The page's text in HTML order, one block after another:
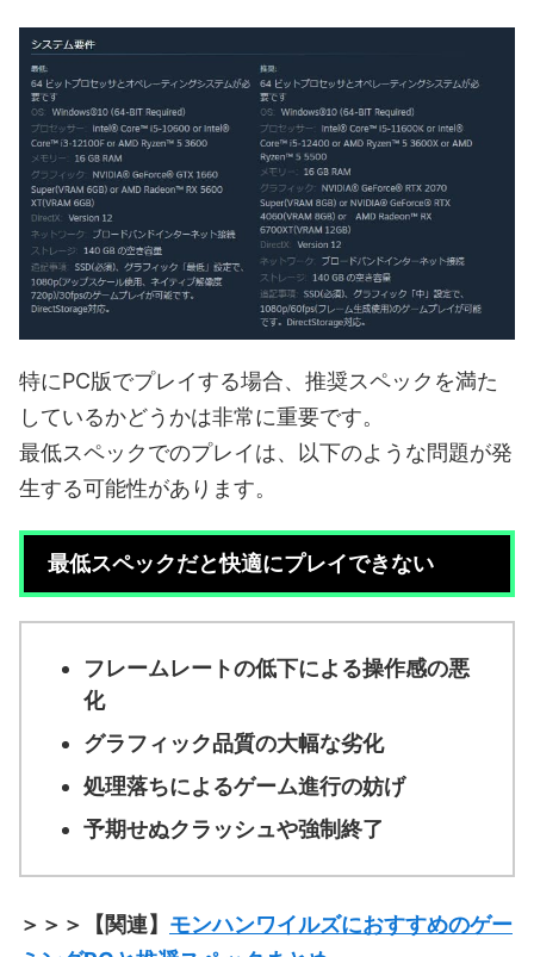
特にPC版でプレイする場合、推奨スペックを満た
しているかどうかは非常に重要です。
最低スペックでのプレイは、以下のような問題が発
生する可能性があります。
最低スペックだと快適にプレイできない
フレームレートの低下による操作感の悪
化
グラフィック品質の大幅な劣化
処理落ちによるゲーム進行の妨げ
予期せぬクラッシュや強制終了
＞＞＞【関連】 モンハンワイルズにおすすめのゲー